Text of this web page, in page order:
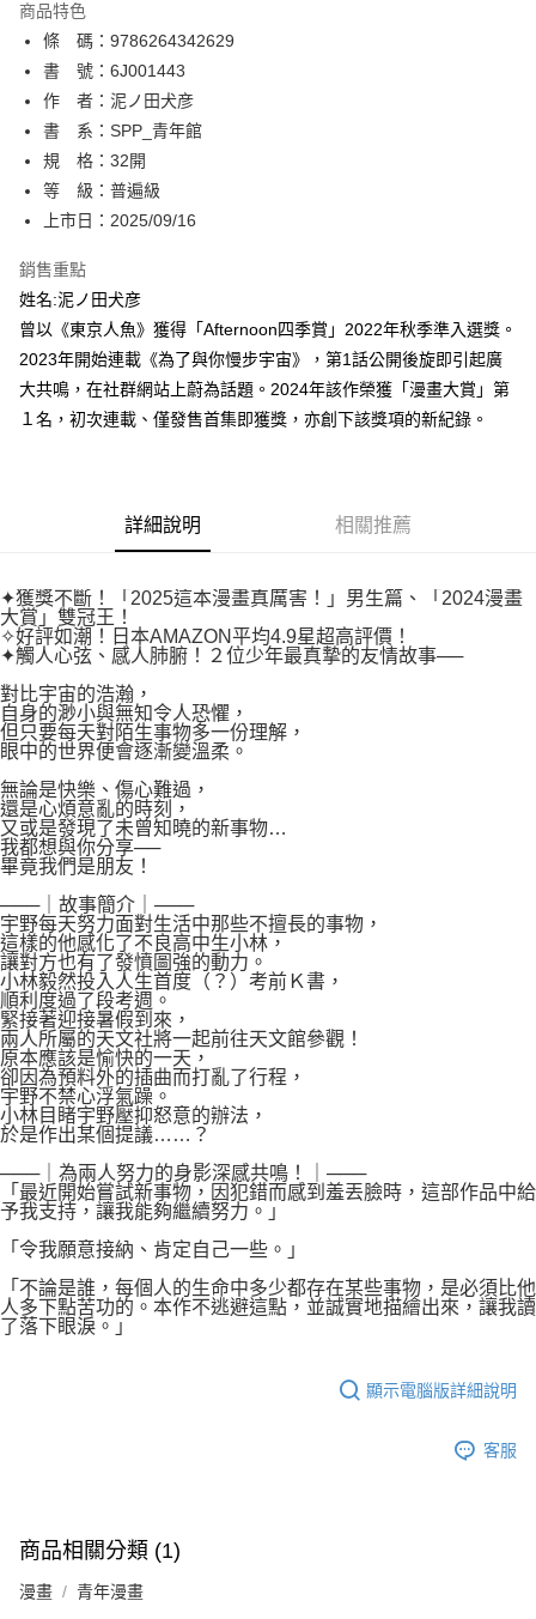
相關說明
【關於「AFTEE先享後付」】
AFTEE先享後付是「在收到商品之後才付款」的支付方式。 讓您購物簡單
便利好安心！
１．簡單：不需註冊會員、不需綁卡、不需儲值。
２．便利：只要手機號碼，簡訊認證，即可結帳。
３．安心：先確認商品／服務後，再付款。
【「AFTEE先享後付」結帳流程】
１．於結帳方式選擇「AFTEE先享後付」後，將跳轉至「AFTEE先享後付」
２．訂單成立數日內，您將收到繳費通知簡訊。
ATM／網路銀行／等多元方式進行付款，方視為交易完成。
※ 請注意：結帳手續完成當下不需立刻繳費，但若您需要取消訂單，請聯絡
購買商品的店家。未經商家同意取消之訂單仍視為有效，需透過AFTEE先享
後付繳納相關費用。
※ 交易是否成功請以「AFTEE先享後付 」之結帳頁面顯示為準，若有關於
是否繳費成功／繳費後需取消欲退款等相關疑問，請聯繫「AFTEE先享後付
易，需依本服務之必要範圍內提供個人資料，並將交易相關給付款項請求債
https://aftee.tw/terms/#terms3
３．未成年的使用者請事先徵得法定代理人或監護人之同意方可使用
「AFTEE先享後付」，若未經同意申辦者引起之損失，本公司不負相關責
任。
時審查核予不同之上限額度；若仍有額度不足之情形，本公司將視審查結果
請求用戶進行身份認證。
５．嚴禁一人註冊多個帳號或使用他人資訊註冊。若發現惡意使用之情形，
恩沛科技股份有限公司將有權停止該用戶之使用額度並採取法律行動。
ATM付款
運送方式
全家取貨付款
每筆NT$80，滿NT$500(含以上)免運費
每筆NT$80，滿NT$500(含以上)免運費
每筆NT$80，滿NT$500(含以上)免運費
付款後萊爾富取貨
每筆NT$80，滿NT$500(含以上)免運費
付款後7-11取貨
宅配
每筆NT$100，滿NT$800(含以上)免運費
國家/地區配送
商品特色
條 碼：9786264342629
書 號：6J001443
作 者：泥ノ田犬彦
書 系：SPP_青年館
規 格：32開
等 級：普遍級
上市日：2025/09/16
銷售重點
姓名:泥ノ田犬彦
曾以《東京人魚》獲得「Afternoon四季賞」2022年秋季準入選獎。
2023年開始連載《為了與你慢步宇宙》，第1話公開後旋即引起廣
大共鳴，在社群網站上蔚為話題。2024年該作榮獲「漫畫大賞」第
１名，初次連載、僅發售首集即獲獎，亦創下該獎項的新紀錄。
詳細說明 相關推薦
✦獲獎不斷！「2025這本漫畫真厲害！」男生篇、「2024漫畫
大賞」雙冠王！
✧好評如潮！日本AMAZON平均4.9星超高評價！
✦觸人心弦、感人肺腑！２位少年最真摯的友情故事──
對比宇宙的浩瀚，
自身的渺小與無知令人恐懼，
但只要每天對陌生事物多一份理解，
眼中的世界便會逐漸變溫柔。
無論是快樂、傷心難過，
還是心煩意亂的時刻，
又或是發現了未曾知曉的新事物…
我都想與你分享──
畢竟我們是朋友！
───｜故事簡介｜───
宇野每天努力面對生活中那些不擅長的事物，
這樣的他感化了不良高中生小林，
讓對方也有了發憤圖強的動力。
小林毅然投入人生首度（？）考前Ｋ書，
順利度過了段考週。
緊接著迎接暑假到來，
兩人所屬的天文社將一起前往天文館參觀！
原本應該是愉快的一天，
卻因為預料外的插曲而打亂了行程，
宇野不禁心浮氣躁。
小林目睹宇野壓抑怒意的辦法，
於是作出某個提議……？
───｜為兩人努力的身影深感共鳴！｜───
「最近開始嘗試新事物，因犯錯而感到羞丟臉時，這部作品中給
予我支持，讓我能夠繼續努力。」
「令我願意接納、肯定自己一些。」
「不論是誰，每個人的生命中多少都存在某些事物，是必須比他
人多下點苦功的。本作不逃避這點，並誠實地描繪出來，讓我讀
了落下眼淚。」
顯示電腦版詳細說明
客服
商品相關分類 (1)
漫畫 青年漫畫